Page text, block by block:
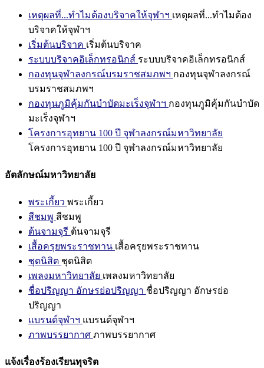
เหตุผลที่...ทำไมต้องบริจาคให้จุฬาฯ เหตุผลที่...ทำไมต้อง
บริจาคให้จุฬาฯ
เริ่มต้นบริจาค เริ่มต้นบริจาค
ระบบบริจาคอิเล็กทรอนิกส์ ระบบบริจาคอิเล็กทรอนิกส์
กองทุนจุฬาลงกรณ์บรมราชสมภพฯ กองทุนจุฬาลงกรณ์
บรมราชสมภพฯ
กองทุนภูมิคุ้มกันบำบัดมะเร็งจุฬาฯ กองทุนภูมิคุ้มกันบำบัด
มะเร็งจุฬาฯ
โครงการอุทยาน 100 ปี จุฬาลงกรณ์มหาวิทยาลัย
โครงการอุทยาน 100 ปี จุฬาลงกรณ์มหาวิทยาลัย
อัตลักษณ์มหาวิทยาลัย
พระเกี้ยว พระเกี้ยว
สีชมพู สีชมพู
ต้นจามจุรี ต้นจามจุรี
เสื้อครุยพระราชทาน เสื้อครุยพระราชทาน
ชุดนิสิต ชุดนิสิต
เพลงมหาวิทยาลัย เพลงมหาวิทยาลัย
ชื่อปริญญา อักษรย่อปริญญา ชื่อปริญญา อักษรย่อ
ปริญญา
แบรนด์จุฬาฯ แบรนด์จุฬาฯ
ภาพบรรยากาศ ภาพบรรยากาศ
แจ้งเรื่องร้องเรียนทุจริต